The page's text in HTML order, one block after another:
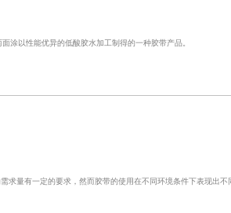
涂以性能优异的低酸胶水加工制得的一种胶带产品。
求量有一定的要求，然而胶带的使用在不同环境条件下表现出不